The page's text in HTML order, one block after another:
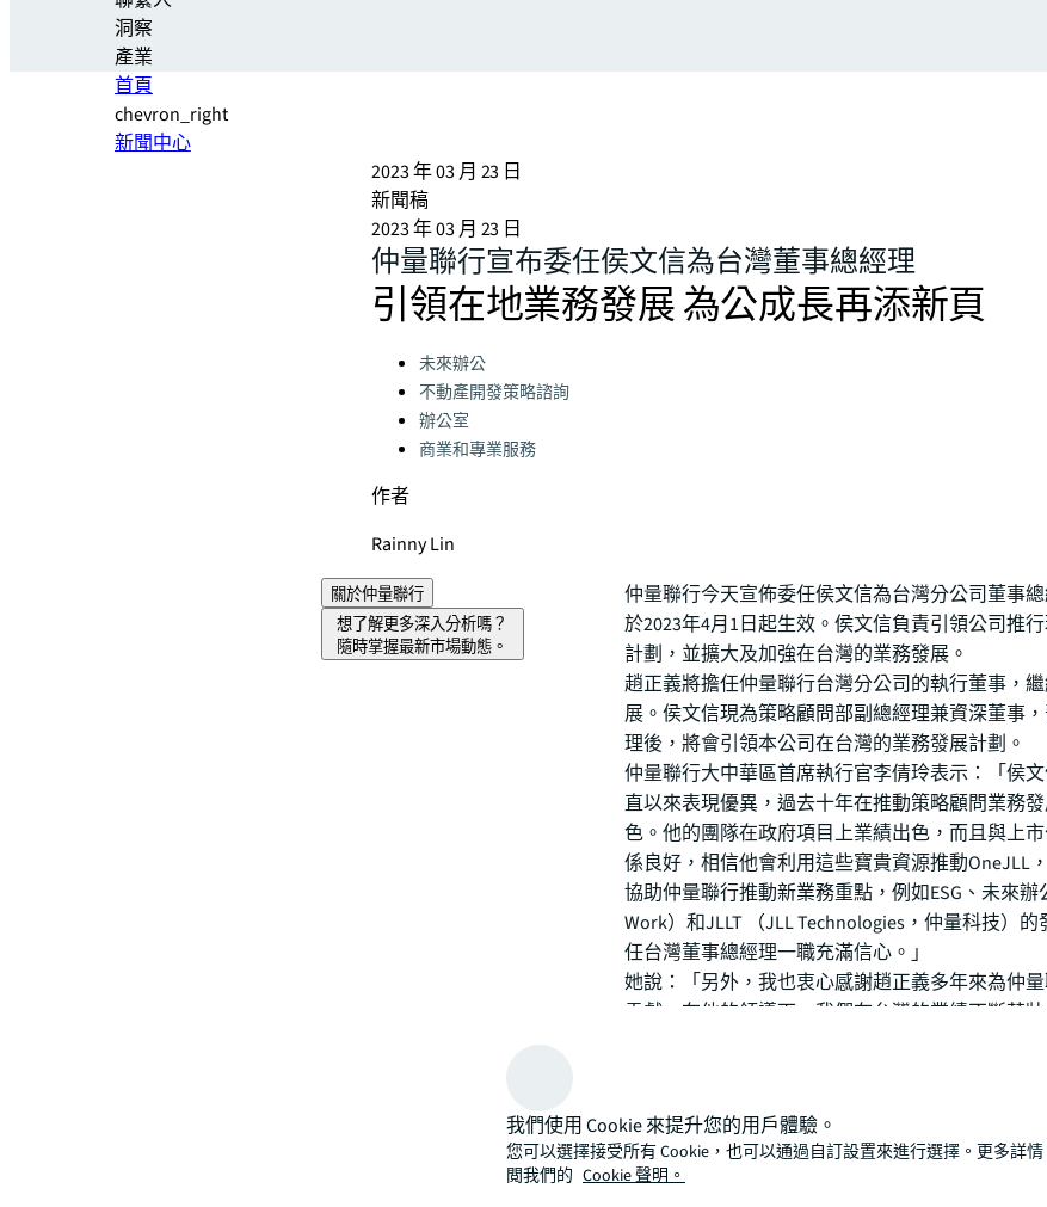
洞察
產業
首頁
chevron_right
新聞中心
2023 年 03 月 23 日
新聞稿
2023 年 03 月 23 日
仲量聯行宣布委任侯文信為台灣董事總經理
引領在地業務發展 為公成長再添新頁
Categories:
未來辦公
不動產開發策略諮詢
辦公室
商業和專業服務
作者
Rainny Lin
關於仲量聯行
想了解更多深入分析嗎？
隨時掌握最新市場動態。
仲量聯行今天宣佈委任侯文信為台灣分公司董事
於2023年4月1日起生效。侯文信負責引領公司推
計劃，並擴大及加強在台灣的業務發展。
趙正義將擔任仲量聯行台灣分公司的執行董事，
展。侯文信現為策略顧問部副總經理兼資深董事
理後，將會引領本公司在台灣的業務發展計劃。
仲量聯行大中華區首席執行官李倩玲表示：「侯
直以來表現優異，過去十年在推動策略顧問業務
色。他的團隊在政府項目上業績出色，而且與上
係良好，相信他會利用這些寶貴資源推動OneJLL
協助仲量聯行推動新業務重點，例如ESG、未來辦
Work）和JLLT （JLL Technologies，仲量科技）
任台灣董事總經理一職充滿信心。」
她說：「另外，我也衷心感謝趙正義多年來為仲
貢獻，在他的領導下，我們在台灣的業績不斷茁
侯文信擁有逾24年的房地產市場經驗，於1999年
2012年起擔任策略顧問部主管，於過去十年為超
顧問工作。在他的卓越領導下，策略顧問部連續
市場，市佔率保持在45%以上，並在2018至2022
增長達5-10%。
我們使用 Cookie 來提升您的用戶體驗。
您可以選擇接受所有 Cookie，也可以通過自訂設置來進行選擇。更多詳
閲我們的 Cookie 聲明。